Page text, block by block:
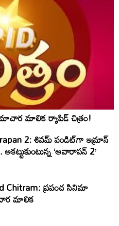
మాలిక ర్యాపిడ్ చిత్రం!
2: శివమ్ పండిట్‌గా ఇమ్రాన్
Chitram: ప్రపంచ సినిమా
మాలిక